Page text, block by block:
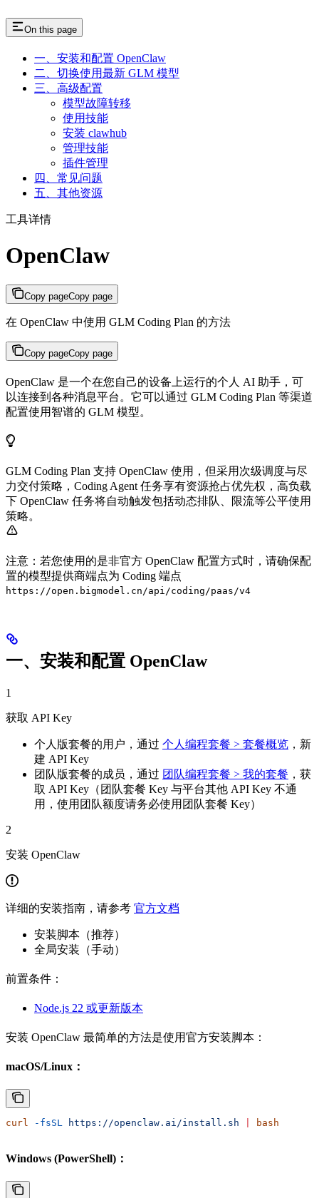
On this page
一、安装和配置 OpenClaw
二、切换使用最新 GLM 模型
三、高级配置
模型故障转移
使用技能
安装 clawhub
管理技能
插件管理
四、常见问题
五、其他资源
工具详情
OpenClaw
Copy pageCopy page
在 OpenClaw 中使用 GLM Coding Plan 的方法
Copy pageCopy page
OpenClaw 是一个在您自己的设备上运行的个人 AI 助手，可
以连接到各种消息平台。它可以通过 GLM Coding Plan 等渠道
配置使用智谱的 GLM 模型。
GLM Coding Plan 支持 OpenClaw 使用，但采用次级调度与尽
力交付策略，Coding Agent 任务享有资源抢占优先权，高负载
下 OpenClaw 任务将自动触发包括动态排队、限流等公平使用
策略。
注意：若您使用的是非官方 OpenClaw 配置方式时，请确保配
置的模型提供商端点为 Coding 端点
https://open.bigmodel.cn/api/coding/paas/v4
一、安装和配置 OpenClaw
1
获取 API Key
个人版套餐的用户，通过 个人编程套餐 > 套餐概览 ，新
建 API Key
团队版套餐的成员，通过 团队编程套餐 > 我的套餐 ，获
取 API Key（团队套餐 Key 与平台其他 API Key 不通
用，使用团队额度请务必使用团队套餐 Key）
2
安装 OpenClaw
详细的安装指南，请参考 官方文档
安装脚本（推荐）
全局安装（手动）
前置条件：
Node.js 22 或更新版本
安装 OpenClaw 最简单的方法是使用官方安装脚本：
macOS/Linux：
curl -fsSL https://openclaw.ai/install.sh bash
Windows (PowerShell)：